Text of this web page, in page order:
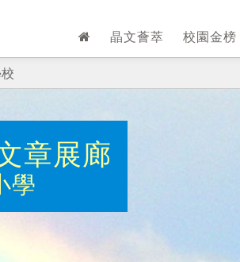
晶文薈萃 校園金榜
章展廊
學